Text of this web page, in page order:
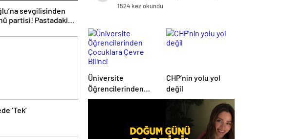
sevgilisinden
partisi! Pastadaki
‘Tek’
1524 kez okundu
Üniversite
Öğrencilerinden
Çocuklara Çevre
CHP’nin yolu yol
değil